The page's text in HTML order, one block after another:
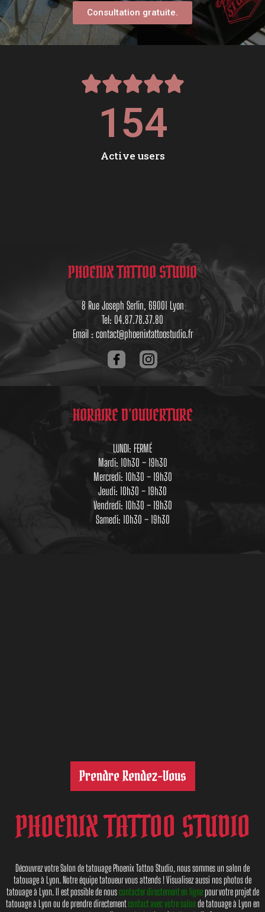
Consultation gratuite.

154
Active users
PHOENIX TATTOO STUDIO
8 Rue Joseph Serlin, 69001 Lyon
Tel: 04.87.78.37.80
Email : contact@phoenixtattoostudio.fr
HORAIRE D’OUVERTURE
LUNDI: FERMÉ
Mardi: 10h30 – 19h30
Mercredi: 10h30 – 19h30
Jeudi: 10h30 – 19h30
Vendredi: 10h30 – 19h30
Samedi: 10h30 – 19h30
Prendre Rendez-Vous
PHOENIX TATTOO STUDIO
Découvrez votre Salon de tatouage Phoenix Tattoo Studio, nous sommes un salon de
tatouage à Lyon. Notre équipe tatoueur vous attends ! Visualisez aussi nos photos de
tatouage à Lyon. Il est possible de nouscontacter directement en lignepour votre projet de
tatouage à Lyon ou de prendre directementcontact avec votre salon de tatouage à Lyon en